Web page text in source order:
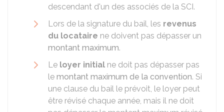
descendant d'un des associés de la SCI.
Lors de la signature du bail, les revenus
du locataire ne doivent pas dépasser un
montant maximum.
Le loyer initial ne doit pas dépasser pas
le montant maximum de la convention. Si
une clause du bail le prévoit, le loyer peut
être révisé chaque année, mais il ne doit